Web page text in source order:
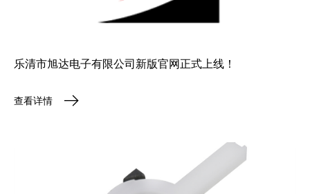
乐清市旭达电子有限公司新版官网正式上线！
查看详情